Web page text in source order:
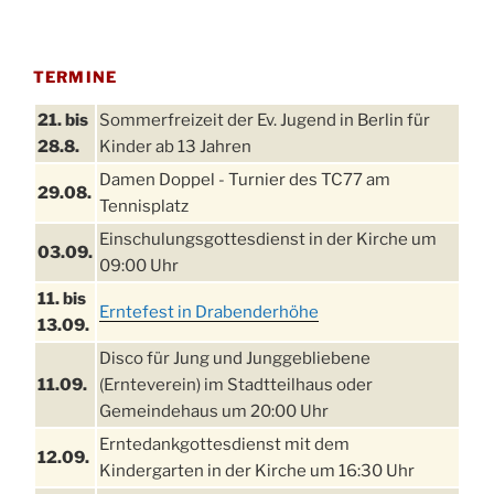
TERMINE
21. bis
28.8.
Sommerfreizeit der Ev. Jugend in Berlin für
Kinder ab 13 Jahren
29.08.
Damen Doppel - Turnier des TC77 am
Tennisplatz
03.09.
Einschulungsgottesdienst in der Kirche um
09:00 Uhr
11. bis
13.09.
Erntefest in Drabenderhöhe
11.09.
Disco für Jung und Junggebliebene
(Ernteverein) im Stadtteilhaus oder
Gemeindehaus um 20:00 Uhr
12.09.
Erntedankgottesdienst mit dem
Kindergarten in der Kirche um 16:30 Uhr